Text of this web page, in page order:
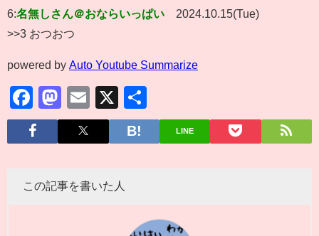
6:名無しさん＠おならいっぱい
2024.10.15(Tue)
>>3 おつおつ
powered by Auto Youtube Summarize
Facebook
Mastodon
Email
X
有
LINE
この記事を書いた人